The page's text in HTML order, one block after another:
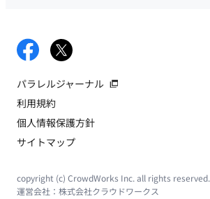
パラレルジャーナル
利用規約
個人情報保護方針
サイトマップ
copyright (c) CrowdWorks Inc. all rights reserved.
運営会社： 株式会社クラウドワークス